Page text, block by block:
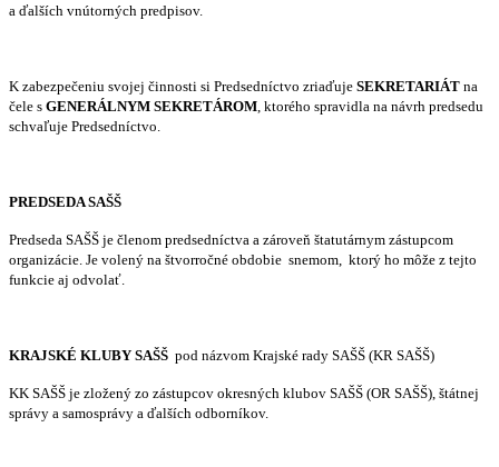
a ďalších vnútorných predpisov.
K zabezpečeniu svojej činnosti si Predsedníctvo zriaďuje SEKRETARIÁT na
čele s GENERÁLNYM SEKRETÁROM , ktorého spravidla na návrh predsedu
schvaľuje Predsedníctvo.
PREDSEDA SAŠŠ
Predseda SAŠŠ je členom predsedníctva a zároveň štatutárnym zástupcom
organizácie. Je volený na štvorročné obdobie snemom, ktorý ho môže z tejto
funkcie aj odvolať.
KRAJSKÉ KLUBY SAŠŠ pod názvom Krajské rady SAŠŠ (KR SAŠŠ)
KK SAŠŠ je zložený zo zástupcov okresných klubov SAŠŠ (OR SAŠŠ), štátnej
správy a samosprávy a ďalších odborníkov.